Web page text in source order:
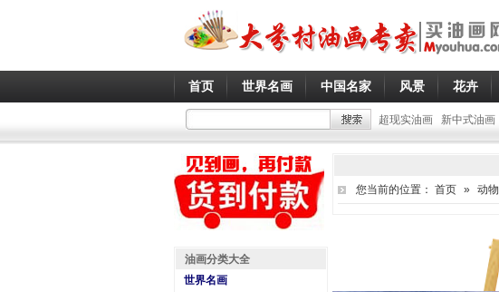
首页 世界名画 中国名家 风景 花卉
超现实油画 新中式油画
您当前的位置： 首页 » 动物
油画分类大全
世界名画